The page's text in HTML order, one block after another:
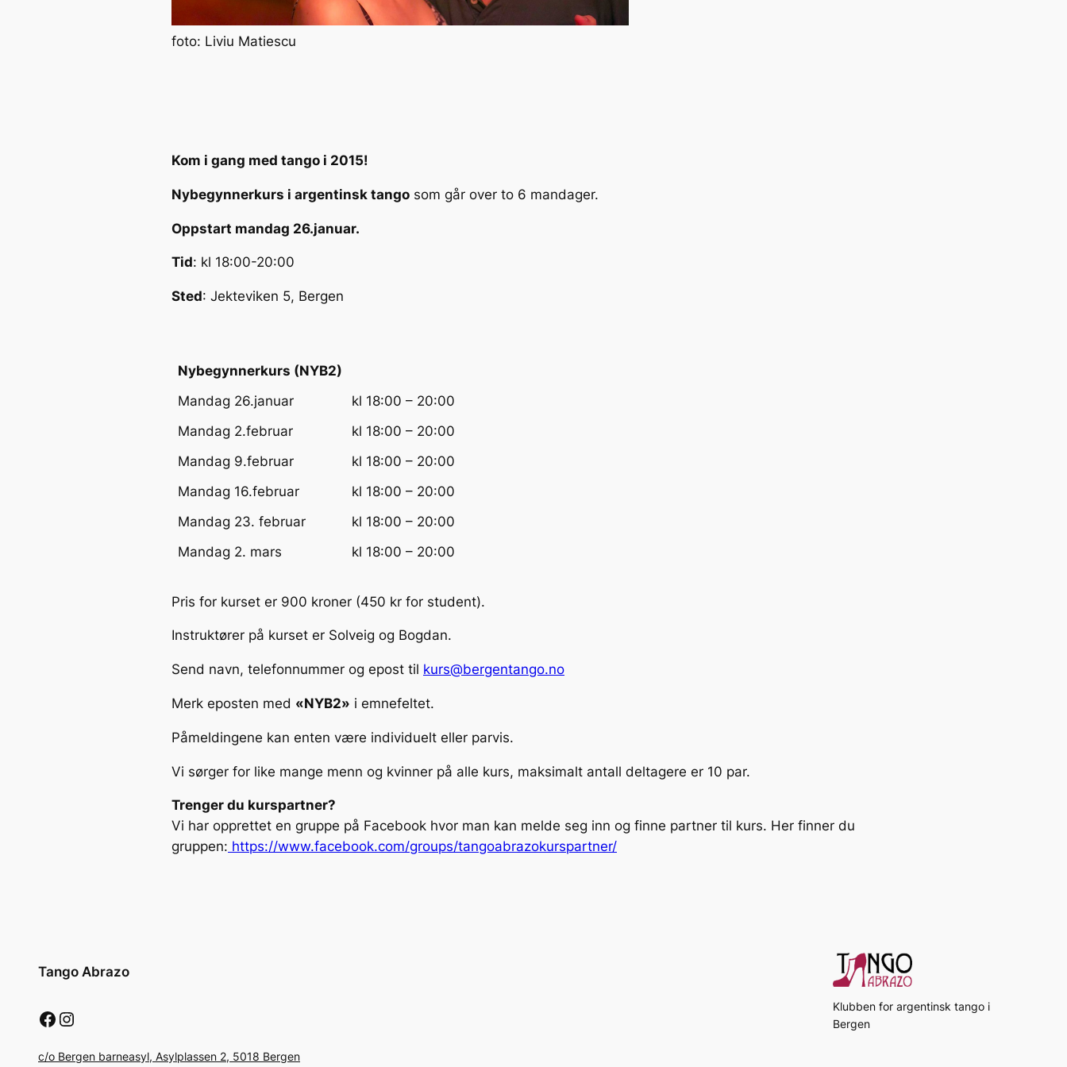
foto: Liviu Matiescu
Kom i gang med tango i 2015!
Nybegynnerkurs i argentinsk tango som går over to 6 mandager.
Oppstart mandag 26.januar.
Tid: kl 18:00-20:00
Sted: Jekteviken 5, Bergen
Nybegynnerkurs (NYB2)
Mandag 26.januar
kl 18:00 – 20:00
Mandag 2.februar
kl 18:00 – 20:00
Mandag 9.februar
kl 18:00 – 20:00
Mandag 16.februar
kl 18:00 – 20:00
Mandag 23. februar
kl 18:00 – 20:00
Mandag 2. mars
kl 18:00 – 20:00
Pris for kurset er 900 kroner (450 kr for student).
Instruktører på kurset er Solveig og Bogdan.
Send navn, telefonnummer og epost til kurs@bergentango.no
Merk eposten med «NYB2» i emnefeltet.
Påmeldingene kan enten være individuelt eller parvis.
Vi sørger for like mange menn og kvinner på alle kurs, maksimalt antall deltagere er 10 par.
Trenger du kurspartner?
Vi har opprettet en gruppe på Facebook hvor man kan melde seg inn og finne partner til kurs. Her finner du
gruppen: https://www.facebook.com/groups/tangoabrazokurspartner/
Tango Abrazo
Facebook Instagram
c/o Bergen barneasyl, Asylplassen 2, 5018 Bergen
Klubben for argentinsk tango i
Bergen